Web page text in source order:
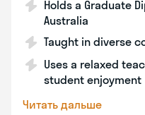
Holds a Graduate
Australia
Taught in diverse
Uses a relaxed
student enjoyment
Читать дальше